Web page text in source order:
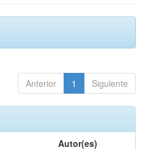
Anterior 1 Siguiente
Autor(es)